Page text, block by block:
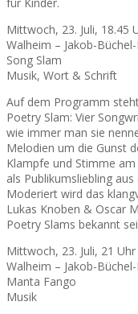
Mittwoch, 23. Juli, 18.45
Walheim – Jakob-
Song Slam
Musik, Wort & Schrift
Auf dem Programm
Poetry Slam: Vier
wie immer man sie
Melodien um die Gunst
Klampfe und Stimme
als Publikumsliebling
Moderiert wird das
Lukas Knoben & Oscar
Poetry Slams bekannt
Mittwoch, 23. Juli, 21 Uhr
Walheim – Jakob-
Manta Fango
Musik